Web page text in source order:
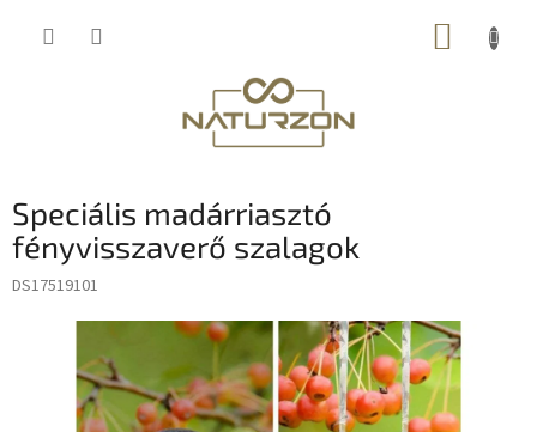
KOSÁR
Speciális madárriasztó
fényvisszaverő szalagok
DS17519101